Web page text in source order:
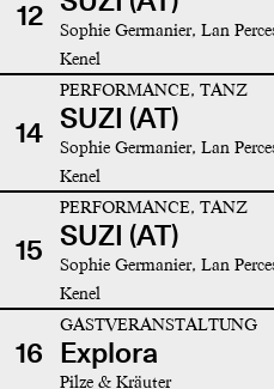
12
Sophie Germanier, Lan
Kenel
14
PERFORMANCE, TANZ
SUZI (AT)
Sophie Germanier, Lan
Kenel
15
PERFORMANCE, TANZ
SUZI (AT)
Sophie Germanier, Lan
Kenel
16
GASTVERANSTALTUNG
Explora
Pilze & Kräuter